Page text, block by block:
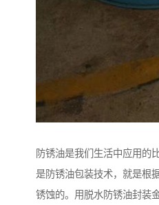
防锈油是我们生活中应用的
是防锈油包装技术，就是根
锈蚀的。用脱水防锈油封装